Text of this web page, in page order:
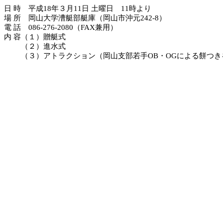
日 時 平成18年３月11日 土曜日 11時より
場 所 岡山大学漕艇部艇庫（岡山市沖元242-8）
電 話 086-276-2080（FAX兼用）
内 容（１）贈艇式
（２）進水式
（３）アトラクション（岡山支部若手OB・OGによる餅つき